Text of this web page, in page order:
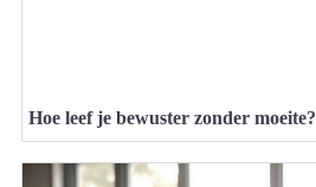
Hoe leef je bewuster zonder moeite?